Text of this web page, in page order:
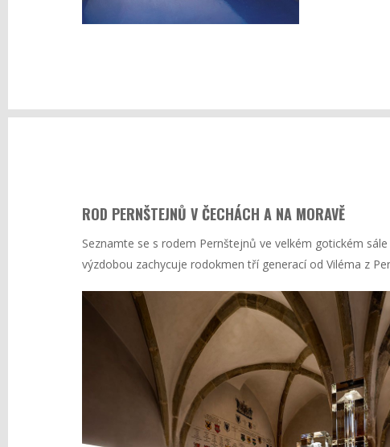
ROD PERNŠTEJNŮ V ČECHÁCH A NA MORAVĚ
Seznamte se s rodem Pernštejnů ve velkém gotickém
výzdobou zachycuje rodokmen tří generací od Viléma z